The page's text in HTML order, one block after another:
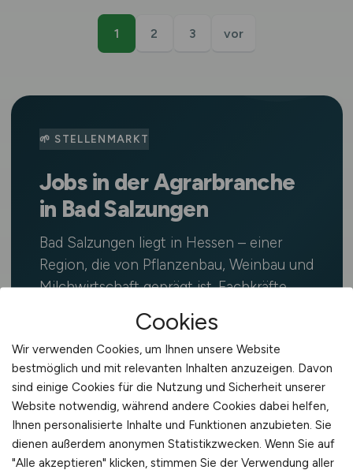
1 2 3 vor
🌱 STELLENMARKT
Jobs in der Agrarbranche
in Bad Salzungen
Bad Salzungen liegt in Hessen – einer
Region, die von Pflanzenbau, Weinbau und
Milchwirtschaft geprägt ist. Fachkräfte
finden hier Stellen in Landwirtschaft,
Agrartechnik und Lebensmittelwirtschaft.
AufAGRAR.JOBSfindest du täglich
aktualisierte Stellenangebote in
Landwirtschaft, Agrartechnik, Tierhaltung,
Lebensmittelindustrie, Gartenbau,
Forstwirtschaft und weiteren Bereichen
der grünen Branche in Bad Salzungen und
Cookies
Wir verwenden Cookies, um Ihnen unsere Website
bestmöglich und mit relevanten Inhalten anzuzeigen. Davon
sind einige Cookies für die Nutzung und Sicherheit unserer
Website notwendig, während andere Cookies dabei helfen,
Ihnen personalisierte Inhalte und Funktionen anzubieten. Sie
dienen außerdem anonymen Statistikzwecken. Wenn Sie auf
"Alle akzeptieren" klicken, stimmen Sie der Verwendung aller